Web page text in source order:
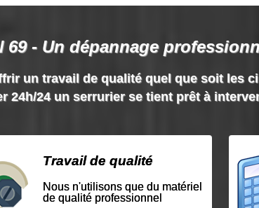
69 - Un dépannage
un travail de qualité quel que soit les
24h/24 un serrurier se tient prêt à
Travail de qualité
Nous n'utilisons que du matériel
de qualité professionnel